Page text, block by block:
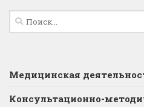
Найти:
Медицинская
Консультационно-